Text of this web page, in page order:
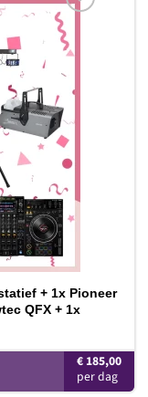
Toevoegen
verlanglijst
+ 1x Pioneer
QFX + 1x
€ 185,00